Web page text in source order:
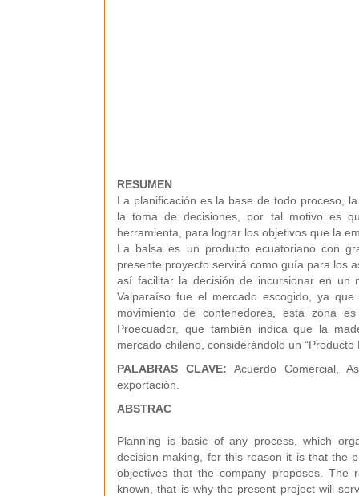
RESUMEN
La planificación es la base de todo proceso,
la toma de decisiones, por tal motivo es
herramienta, para lograr los objetivos que la
La balsa es un producto ecuatoriano con
presente proyecto servirá como guía para los
así facilitar la decisión de incursionar en un
Valparaíso fue el mercado escogido, ya
movimiento de contenedores, esta zona
Proecuador, que también indica que la
mercado chileno, considerándolo un “Producto
PALABRAS CLAVE: Acuerdo Comercial,
exportación.
ABSTRAC
Planning is basic of any process, which
decision making, for this reason it is that the
objectives that the company proposes.
known, that is why the present project will